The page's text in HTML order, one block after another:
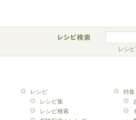
レシ
レシピ
レシピ集
レシピ検索
特集